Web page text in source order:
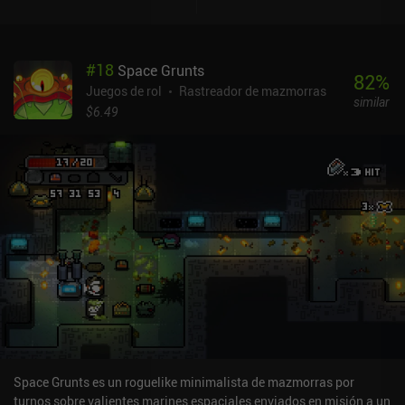
uno con estadísticas diferentes. Al subir de nivel, sin embargo,
ganamos puntos de habilidad que tenemos total libertad para
distribuir en un árbol de habilidades que se ramifica en
alquimista. Además de la historia principal, el juego incluye los
modos Laberinto y Guarida de Monstruos, así como un modo
absurdo en el que jugamos como un limo.El desafío de riesgo
contra recompensa está siempre presente, especialmente durante
el combate, y aunque podemos usar la alquimia, el encantamiento
o la fuerza en nuestro beneficio, la dificultad aumenta con el
tiempo debido a los cambiantes biomas de la cueva, que suelen
estar asociados a un elemento. Por ejemplo, toda esa armadura
que hemos encantado con protección contra los ataques de hielo
puede resultar inútil contra los ataques de fuego que nos esperan
en el siguiente bioma.The Enchanted Cave 2 es un título premium
mazmorras.
#18 Space Grunts
Juegos de rol
Rastreador de mazmorras
$6.49
82%
similar
Space Grunts es un roguelike minimalista de mazmorras por
turnos sobre valientes marines espaciales enviados en misión a un